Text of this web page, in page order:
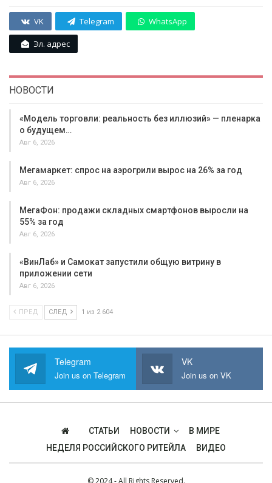
VK Telegram WhatsApp
Эл. адрес
НОВОСТИ
«Модель торговли: реальность без иллюзий» — пленарка
о будущем…
Авг 6, 2026
Мегамаркет: спрос на аэрогрили вырос на 26% за год
Авг 6, 2026
МегаФон: продажи складных смартфонов выросли на
55% за год
Авг 6, 2026
«ВинЛаб» и Самокат запустили общую витрину в
приложении сети
Авг 6, 2026
ПРЕД СЛЕД 1 из 2 604
Telegram
Join us on Telegram
VK
Join us on VK
СТАТЬИ НОВОСТИ
В МИРЕ
НЕДЕЛЯ РОССИЙСКОГО РИТЕЙЛА
ВИДЕО